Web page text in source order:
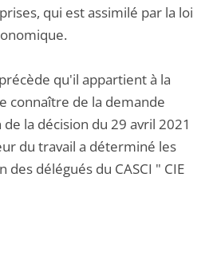
qui est assimilé par la loi
qu'il appartient à la
connaître de la demande
la décision du 29 avril 2021
du travail a déterminé les
délégués du CASCI " CIE